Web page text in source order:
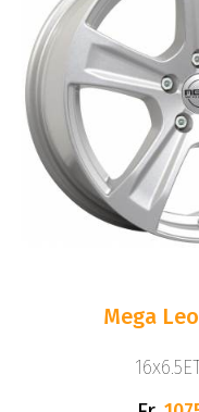
Mega